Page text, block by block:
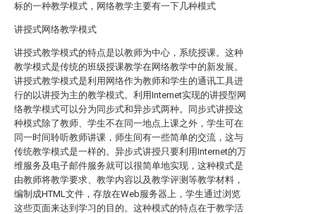
标的一种教学模式，网络教学主要有一下几种模式
讲授式网络教学模式
讲授式教学模式的特点是以教师为中心，系统授课。这种
教学模式是传统的班级授课教学在网络教学中的新发展。
讲授式教学模式是利用网络作为教师和学生的通讯工具进
行的以讲授为主的教学模式。利用Internet实现的讲授型网
络教学模式可以分为同步式和异步式两种。同步式讲授这
种模式除了教师、学生不在同一地点上课之外，学生可在
同一时间聆听教师讲课，师生间有一些简单的交流，这与
传统教学模式是一样的。异步式讲授只要利用Internet的万
维服务及电子邮件服务就可以很简单地实现，这种模式是
由教师将教学要求、教学内容以及教学评测等教学材料，
编制成HTML文件，存放在Web服务器上，学生通过浏览
这些页面来达到学习的目的。这种模式的特点在于教学活